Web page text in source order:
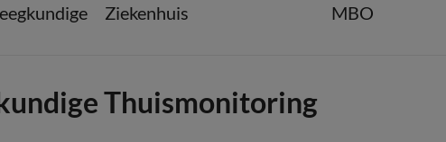
Ziekenhuis MBO
Thuismonitoring